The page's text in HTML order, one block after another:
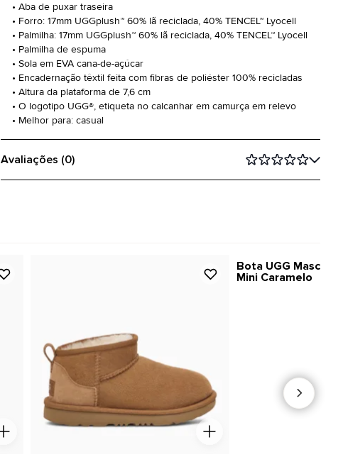
• Aba de puxar traseira
• Forro: 17mm UGGplush™ 60% lã reciclada, 40% TENCEL™ Lyocell
• Palmilha: 17mm UGGplush™ 60% lã reciclada, 40% TENCEL™ Lyocell
• Palmilha de espuma
• Sola em EVA cana-de-açúcar
• Encadernação têxtil feita com fibras de poliéster 100% recicladas
• Altura da plataforma de 7,6 cm
• O logotipo UGG®, etiqueta no calcanhar em camurça em relevo
• Melhor para: casual
Avaliações (0)
Bota UGG
Mini Caramelo